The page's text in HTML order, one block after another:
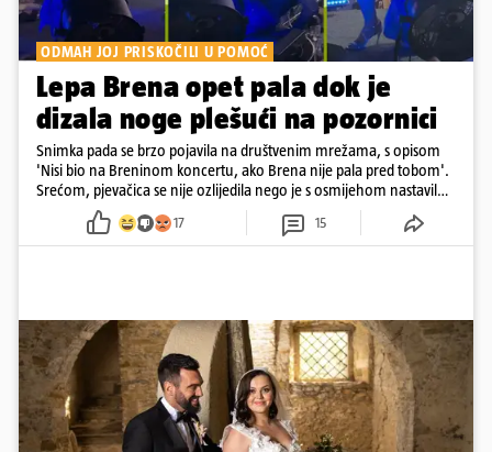
ODMAH JOJ PRISKOČILI U POMOĆ
Lepa Brena opet pala dok je
dizala noge plešući na pozornici
Snimka pada se brzo pojavila na društvenim mrežama, s opisom
'Nisi bio na Breninom koncertu, ako Brena nije pala pred tobom'.
Srećom, pjevačica se nije ozlijedila nego je s osmijehom nastavila
17 15